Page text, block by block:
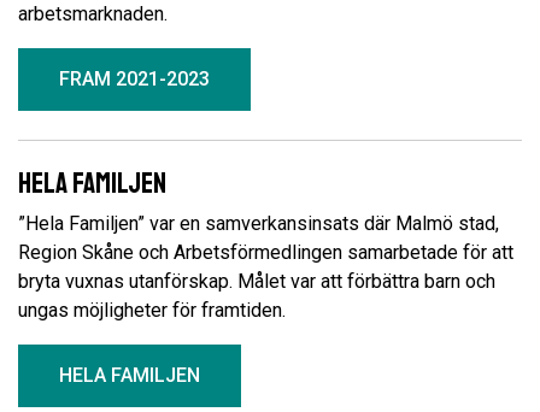
arbetsmarknaden.
FRAM 2021-2023
Hela familjen
”Hela Familjen” var en samverkansinsats där Malmö stad,
Region Skåne och Arbetsförmedlingen samarbetade för att
bryta vuxnas utanförskap. Målet var att förbättra barn och
ungas möjligheter för framtiden.
HELA FAMILJEN